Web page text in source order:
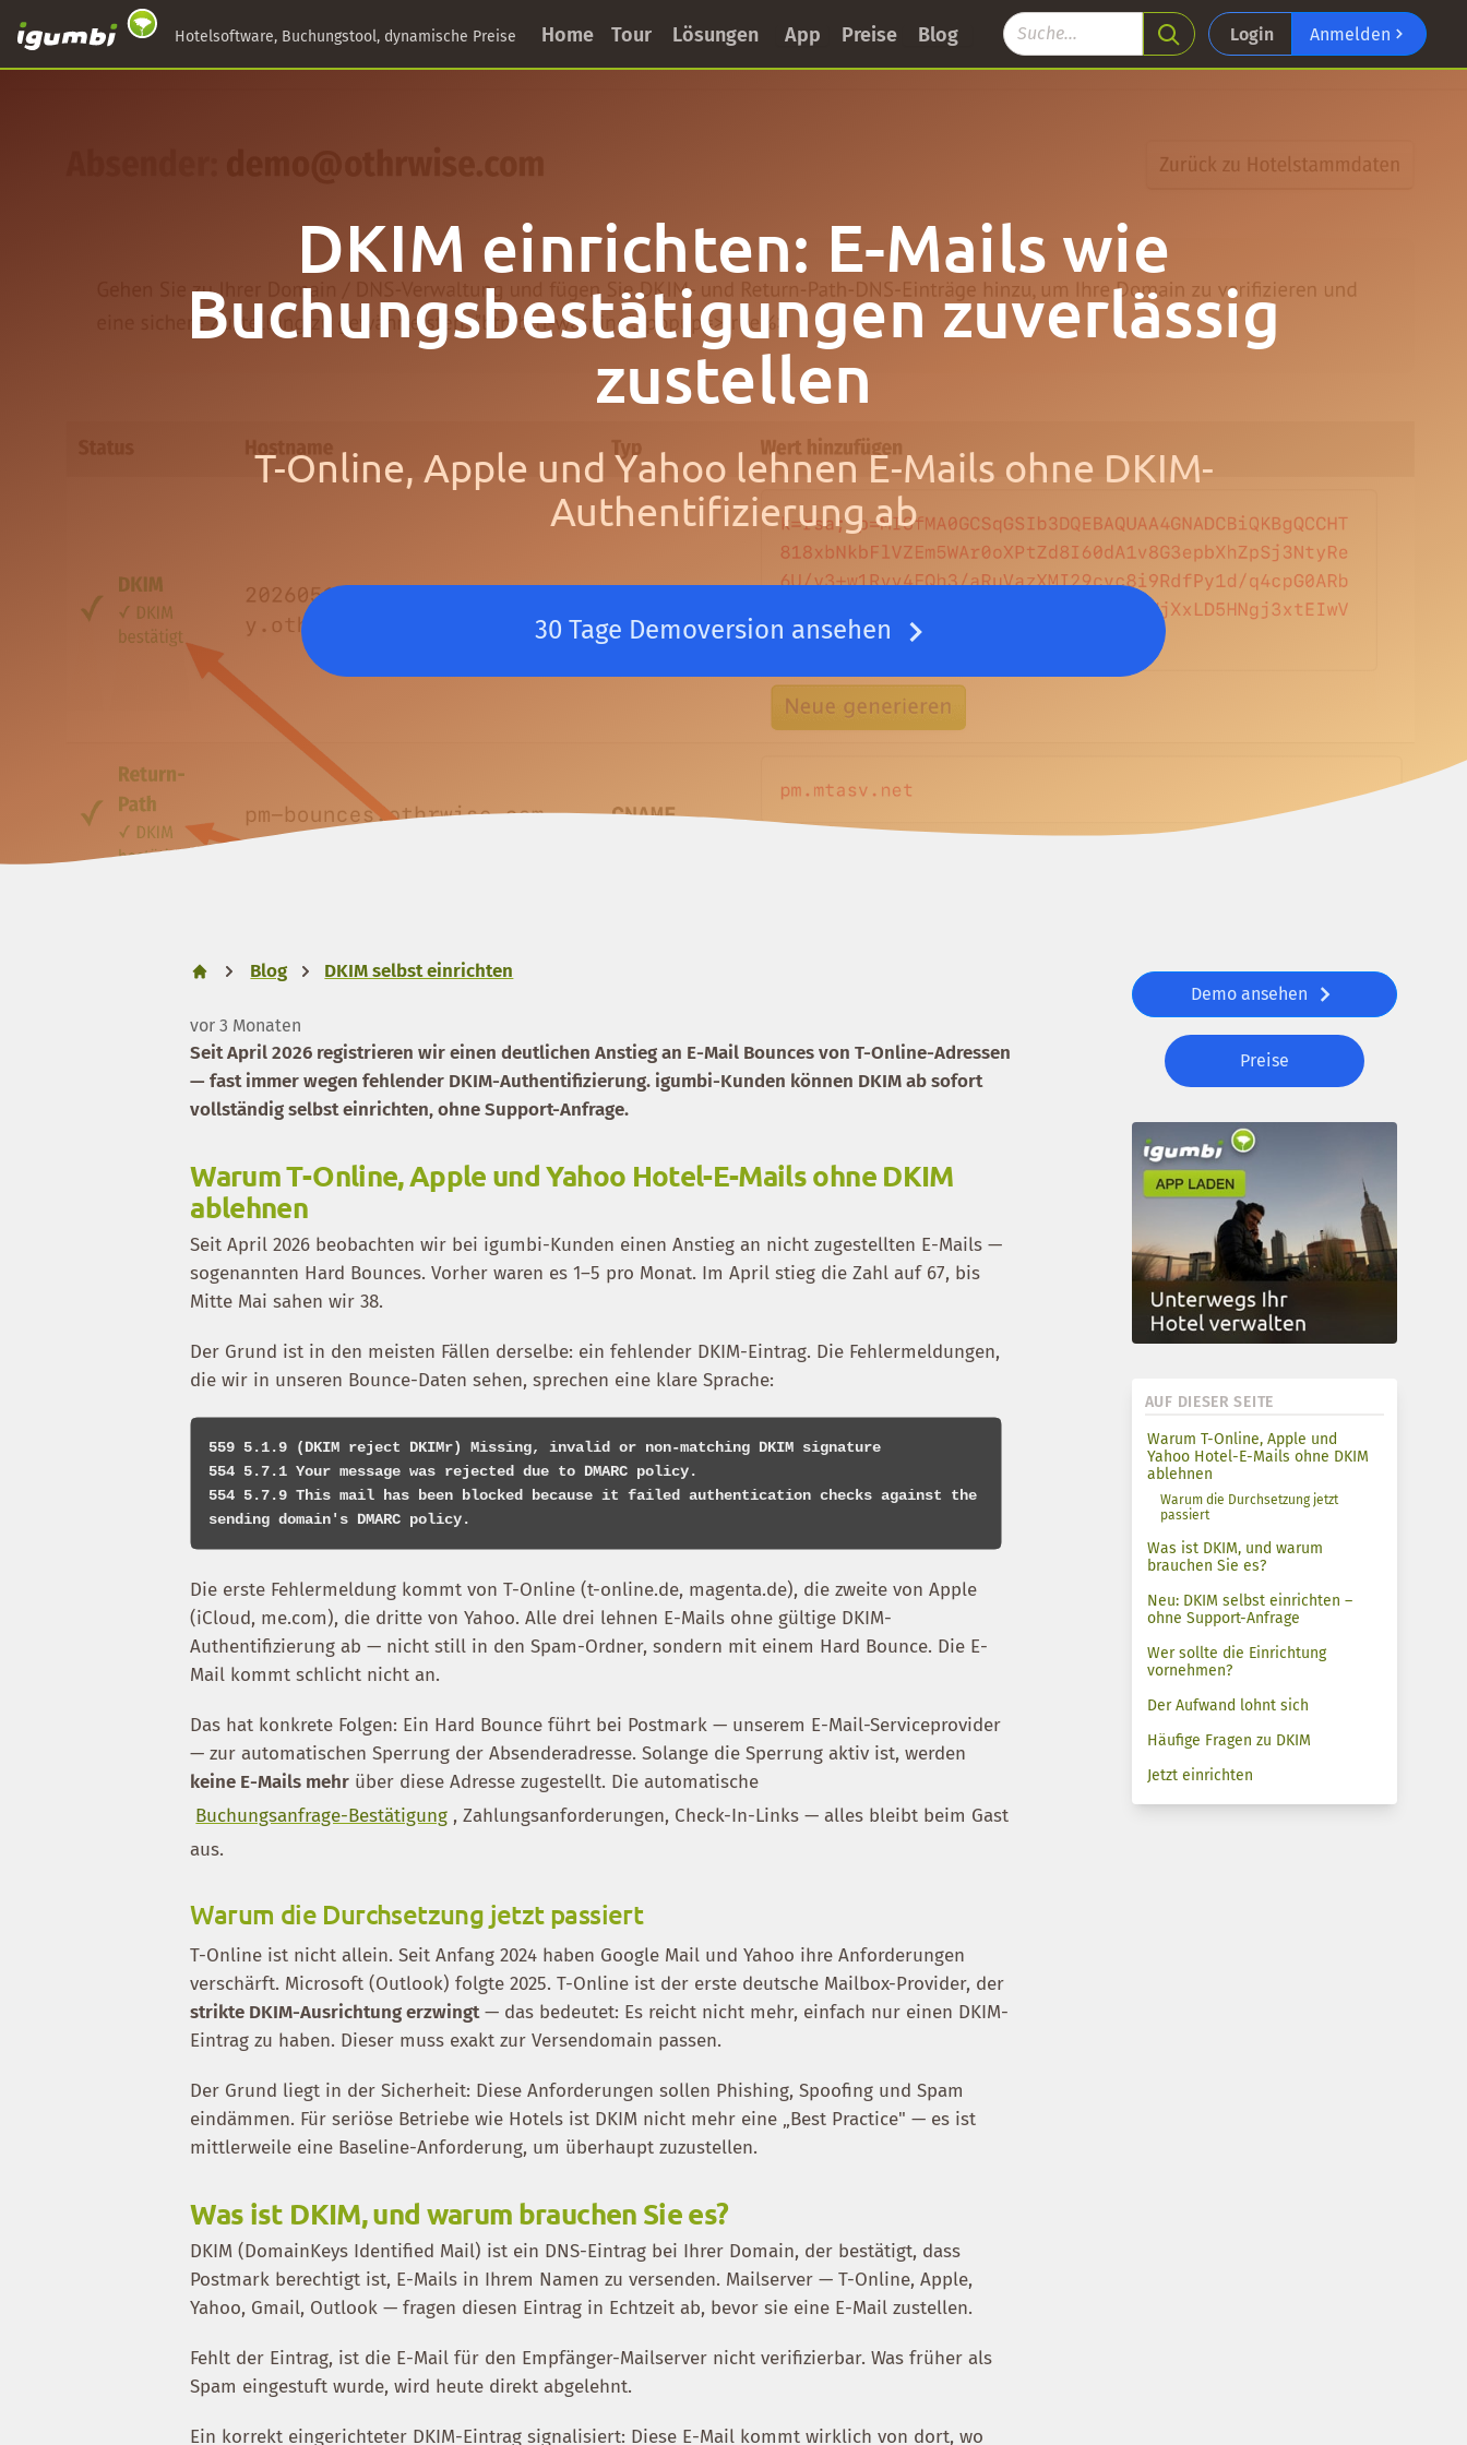
Hotelsoftware, Buchungstool, dynamische Preise Home Tour Lösungen App Preise Blog Login Anmelden
DKIM einrichten: E-Mails wie
Buchungsbestätigungen zuverlässig
zustellen
T-Online, Apple und Yahoo lehnen E-Mails ohne DKIM-
Authentifizierung ab
30 Tage Demoversion ansehen
Blog DKIM selbst einrichten
vor 3 Monaten
Seit April 2026 registrieren wir einen deutlichen Anstieg an E-Mail Bounces von T-Online-Adressen
— fast immer wegen fehlender DKIM-Authentifizierung. igumbi-Kunden können DKIM ab sofort
vollständig selbst einrichten, ohne Support-Anfrage.
Warum T-Online, Apple und Yahoo Hotel-E-Mails ohne DKIM
ablehnen
Seit April 2026 beobachten wir bei igumbi-Kunden einen Anstieg an nicht zugestellten E-Mails —
sogenannten Hard Bounces. Vorher waren es 1–5 pro Monat. Im April stieg die Zahl auf 67, bis
Mitte Mai sahen wir 38.
Der Grund ist in den meisten Fällen derselbe: ein fehlender DKIM-Eintrag. Die Fehlermeldungen,
die wir in unseren Bounce-Daten sehen, sprechen eine klare Sprache:
559 5.1.9 (DKIM reject DKIMr) Missing, invalid or non-matching DKIM signature
554 5.7.1 Your message was rejected due to DMARC policy.
554 5.7.9 This mail has been blocked because it failed authentication checks against the
Die erste Fehlermeldung kommt von T-Online (t-online.de, magenta.de), die zweite von Apple
(iCloud, me.com), die dritte von Yahoo. Alle drei lehnen E-Mails ohne gültige DKIM-
Authentifizierung ab — nicht still in den Spam-Ordner, sondern mit einem Hard Bounce. Die E-
Mail kommt schlicht nicht an.
Das hat konkrete Folgen: Ein Hard Bounce führt bei Postmark — unserem E-Mail-Serviceprovider
— zur automatischen Sperrung der Absenderadresse. Solange die Sperrung aktiv ist, werden
keine E-Mails mehr über diese Adresse zugestellt. Die automatische
Buchungsanfrage-Bestätigung , Zahlungsanforderungen, Check-In-Links — alles bleibt beim Gast
aus.
Warum die Durchsetzung jetzt passiert
T-Online ist nicht allein. Seit Anfang 2024 haben Google Mail und Yahoo ihre Anforderungen
verschärft. Microsoft (Outlook) folgte 2025. T-Online ist der erste deutsche Mailbox-Provider, der
strikte DKIM-Ausrichtung erzwingt— das bedeutet: Es reicht nicht mehr, einfach nur einen DKIM-
Eintrag zu haben. Dieser muss exakt zur Versendomain passen.
Der Grund liegt in der Sicherheit: Diese Anforderungen sollen Phishing, Spoofing und Spam
eindämmen. Für seriöse Betriebe wie Hotels ist DKIM nicht mehr eine „Best Practice" — es ist
mittlerweile eine Baseline-Anforderung, um überhaupt zuzustellen.
Was ist DKIM, und warum brauchen Sie es?
DKIM (DomainKeys Identified Mail) ist ein DNS-Eintrag bei Ihrer Domain, der bestätigt, dass
Postmark berechtigt ist, E-Mails in Ihrem Namen zu versenden. Mailserver — T-Online, Apple,
Yahoo, Gmail, Outlook — fragen diesen Eintrag in Echtzeit ab, bevor sie eine E-Mail zustellen.
Fehlt der Eintrag, ist die E-Mail für den Empfänger-Mailserver nicht verifizierbar. Was früher als
Spam eingestuft wurde, wird heute direkt abgelehnt.
Ein korrekt eingerichteter DKIM-Eintrag signalisiert: Diese E-Mail kommt wirklich von dort, wo
Demo ansehen
Preise
AUF DIESER SEITE
Warum T-Online, Apple und
Yahoo Hotel-E-Mails ohne DKIM
ablehnen
Warum die Durchsetzung jetzt
passiert
Was ist DKIM, und warum
brauchen Sie es?
Neu: DKIM selbst einrichten –
ohne Support-Anfrage
Wer sollte die Einrichtung
vornehmen?
Der Aufwand lohnt sich
Häufige Fragen zu DKIM
Jetzt einrichten